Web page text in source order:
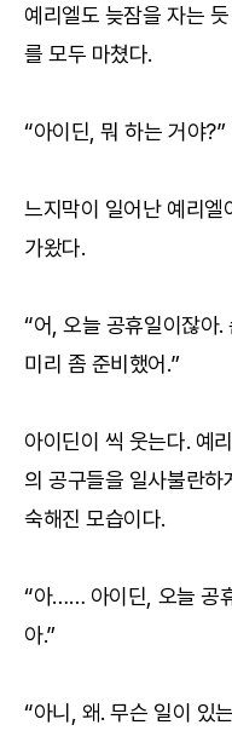
예리엘도 늦잠을 자는
를 모두 마쳤다.
“아이딘, 뭐 하는 거야?”
느지막이 일어난 예리엘
가왔다.
“어, 오늘 공휴일이잖아
미리 좀 준비했어.”
아이딘이 씩 웃는다. 예
의 공구들을 일사불란하
숙해진 모습이다.
“아…… 아이딘, 오늘 공
아.”
“아니, 왜. 무슨 일이 있